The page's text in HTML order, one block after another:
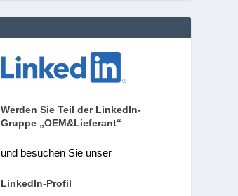
Werden Sie Teil der LinkedIn-
Gruppe „OEM&Lieferant“
und besuchen Sie unser
LinkedIn-Profil